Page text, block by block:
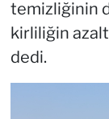
temizliğinin
kirliliğin
dedi.